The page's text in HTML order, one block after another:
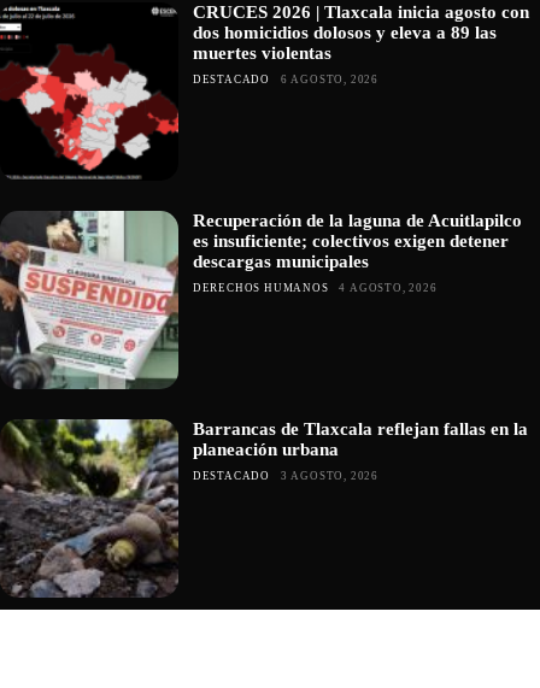
CRUCES 2026 | Tlaxcala inicia agosto con
dos homicidios dolosos y eleva a 89 las
muertes violentas
DESTACADO 6 AGOSTO, 2026
Recuperación de la laguna de Acuitlapilco
es insuficiente; colectivos exigen detener
descargas municipales
DERECHOS HUMANOS 4 AGOSTO, 2026
Barrancas de Tlaxcala reflejan fallas en la
planeación urbana
DESTACADO 3 AGOSTO, 2026